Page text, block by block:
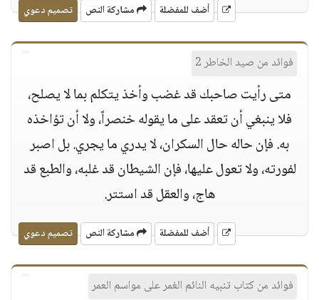
أضف للمفضلة مشاركة النص تصميم دعوي
فوائد من صيد الخاطر 2
متى رأيت صاحبك قد غضب وأخذ يتكلم بما لا يصلح،
فلا ينبغي أن تعقد على ما يقوله خنصراً، ولا أن تؤاخذه
به. فإن حاله حال السكران، لا يدري ما يجري. بل اصبر
لفورته، ولا تعول عليها، فإن الشيطان قد غلبه، والطبع قد
هاج، والعقل قد استتر.
أضف للمفضلة مشاركة النص تصميم دعوي
فوائد من كتاب تنبيه النائم الغمر على مواسم العمر